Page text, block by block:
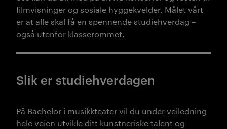
filmvisninger og sosiale hyggekvelder. Målet vårt
er at alle skal få en spennende studiehverdag –
også utenfor klasserommet.
Slik er studiehverdagen
På Bachelor i musikkteater vil du under veiledning
hele veien utvikle ditt kunstnerisketalent og